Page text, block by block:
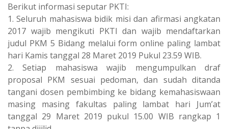
Berikut informasi seputar PKTI:
1. Seluruh mahasiswa bidik misi dan afirmasi angkatan
2017 wajib mengikuti PKTI dan wajib mendaftarkan
judul PKM 5 Bidang melalui form online paling lambat
hari Kamis tanggal 28 Maret 2019 Pukul 23.59 WIB.
2. Setiap mahasiswa wajib mengumpulkan draf
proposal PKM sesuai pedoman, dan sudah ditanda
tangani dosen pembimbing ke bidang kemahasiswaan
masing masing fakultas paling lambat hari Jum’at
tanggal 29 Maret 2019 pukul 15.00 WIB rangkap 1